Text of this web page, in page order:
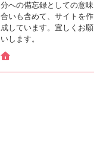
分への備忘録としての意味
合いも含めて、サイトを作
成しています。宜しくお願
いします。